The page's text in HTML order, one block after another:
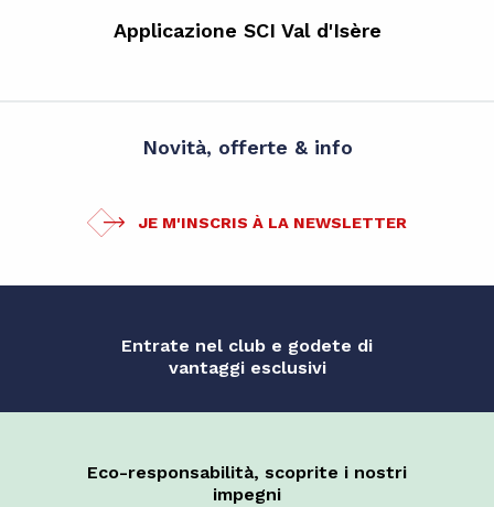
Applicazione SCI Val d'Isère
Novità, offerte & info
JE M'INSCRIS À LA NEWSLETTER
Entrate nel club e godete di
vantaggi esclusivi
Eco-responsabilità, scoprite i nostri
impegni